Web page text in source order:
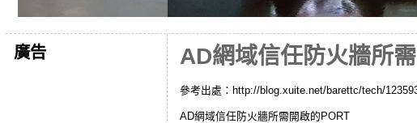
廣告 AD網域信任防火牆所
參考出處：http://blog.xuite.net/barettc/tech/
AD網域信任防火牆所需開啟的PORT